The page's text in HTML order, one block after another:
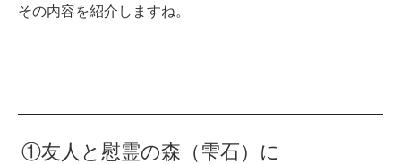
その内容を紹介しますね。
①友人と慰霊の森（雫石）に